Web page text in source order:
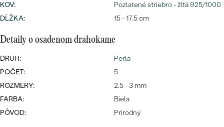
PODĽA FARBY
PODĽA TVARU DRAHOKAMU
NA MIERU
DIAMANTY
Najpredávanejšie
náušnice
PREZRIEŤ
Personalizované
Najpredávanejšie
PREZRIEŤ
KOV:
Pozlatené striebro - žltá 925/1000
DĹŽKA: 15 - 17.5 cm
Detaily o osadenom drahokame
DRUH:
Perla
POČET:
5
ROZMERY:
2.5 - 3 mm
FARBA:
Biela
PÔVOD:
Prírodný